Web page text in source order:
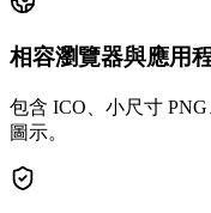
相容瀏覽器與應用
包含 ICO、小尺寸 PNG
圖示。